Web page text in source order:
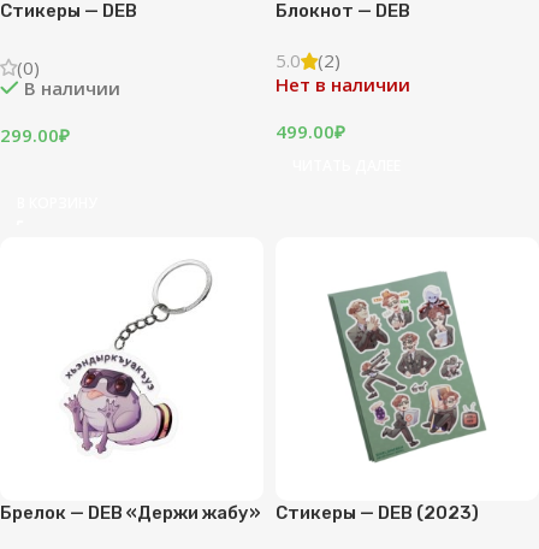
Стикеры — DEB
(0)
В наличии
299.00₽
Блокнот — DEB
5.0
(2)
Нет в наличии
499.00₽
Брелок — DEB «Держи жабу» Стикеры — DEB (2023)